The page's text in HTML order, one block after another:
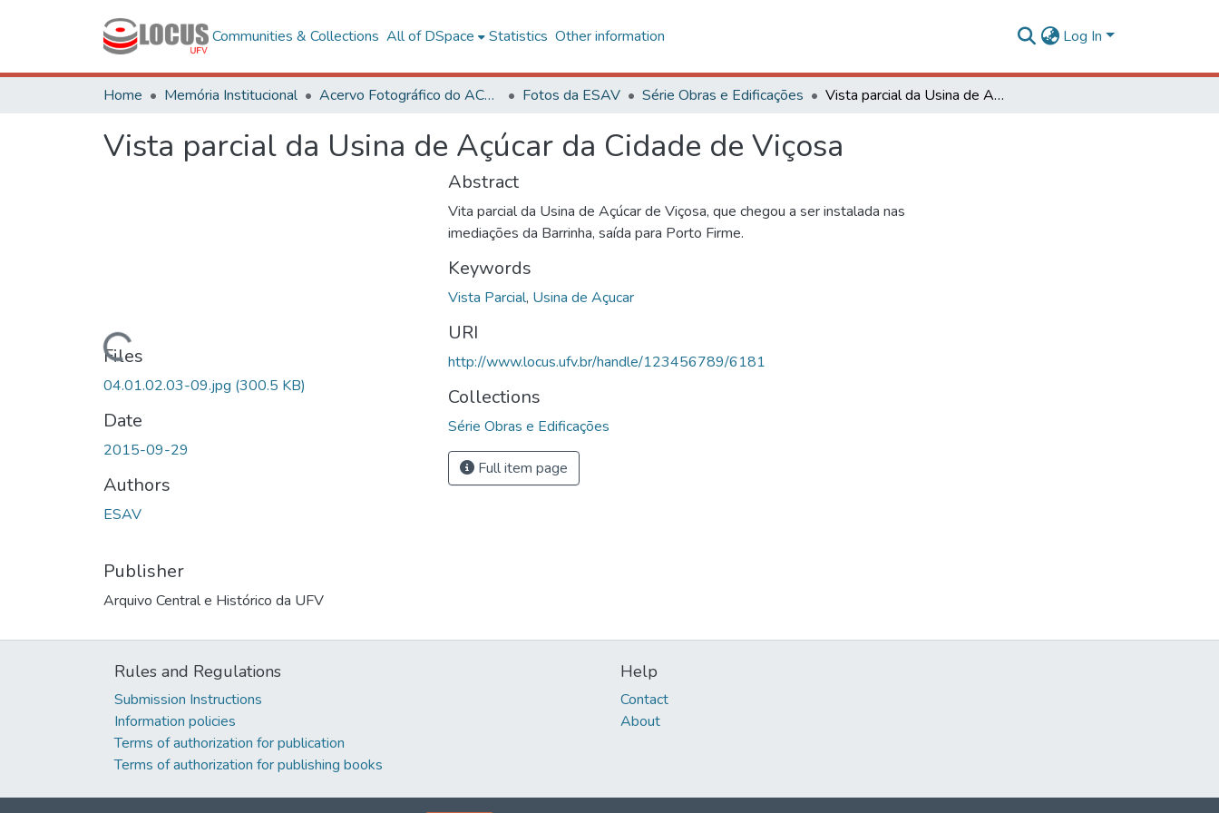
Communities & Collections All of DSpace Statistics Other information Log In
Home Memória Institucional Acervo Fotográfico do ACH-UFV Fotos da ESAV Série Obras e Edificações Vista parcial da Usina de Açúcar da Cidade de Viçosa
Vista parcial da Usina de Açúcar da Cidade de Viçosa
Loading...
Files
04.01.02.03-09.jpg (300.5 KB)
Date
2015-09-29
Authors
ESAV
Publisher
Arquivo Central e Histórico da UFV
Abstract
Vita parcial da Usina de Açúcar de Viçosa, que chegou a ser instalada nas
imediações da Barrinha, saída para Porto Firme.
Keywords
Vista Parcial, Usina de Açucar
URI
http://www.locus.ufv.br/handle/123456789/6181
Collections
Série Obras e Edificações
Full item page
Rules and Regulations
Submission Instructions
Information policies
Terms of authorization for publication
Terms of authorization for publishing books
Help
Contact
About